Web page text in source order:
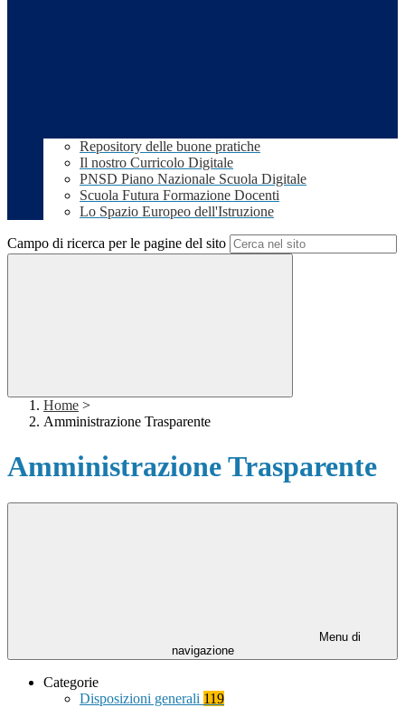
Repository delle buone pratiche
Il nostro Curricolo Digitale
PNSD Piano Nazionale Scuola Digitale
Scuola Futura Formazione Docenti
Lo Spazio Europeo dell'Istruzione
Campo di ricerca per le pagine del sito
Home >
Amministrazione Trasparente
Amministrazione Trasparente
Menu di
navigazione
Categorie
Disposizioni generali 119